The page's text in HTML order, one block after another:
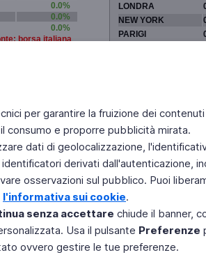
per garantire la fruizione dei
consumo e proporre pubblicità mirata.
dati di geolocalizzazione,
derivati dall'autenticazione,
osservazioni sul pubblico. Puoi
l'informativa sui cookie.
senza accettare chiude il banner,
Usa il pulsante Preferenze
ovvero gestire le tue preferenze.
0.0%
0.0%
0.0%
borsa italiana
LONDRA
NEW YORK
PARIGI
Chi Siamo
i diritti riservati
Piattaforme